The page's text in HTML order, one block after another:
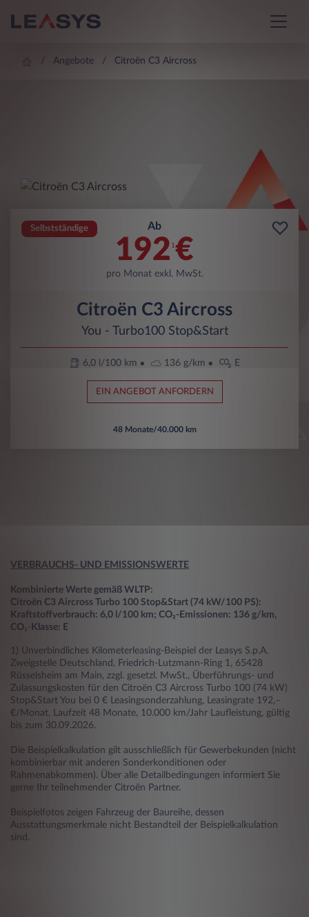
Angebote Citroën C3 Aircross
Selbstständige Ab
192 1€
pro Monat exkl. MwSt.
Citroën C3 Aircross
You - Turbo100 Stop&Start
6,0 l/100 km 136 g/km E
EIN ANGEBOT ANFORDERN
48 Monate/40.000 km
VERBRAUCHS- UND EMISSIONSWERTE
Kombinierte Werte gemäß WLTP:
Citroën C3 Aircross Turbo 100 Stop&Start (74 kW/100 PS):
Kraftstoffverbrauch: 6,0 l/100 km; CO₂-Emissionen: 136 g/km,
CO₂- Klasse: E
1) Unverbindliches Kilometerleasing-Beispiel der Leasys S.p.A.
Zweigstelle Deutschland, Friedrich-Lutzmann-Ring 1, 65428
Rüsselsheim am Main, zzgl. gesetzl. MwSt., Überführungs- und
Zulassungskosten für den Citroën C3 Aircross Turbo 100 (74 kW)
Stop&Start You bei 0 € Leasingsonderzahlung, Leasingrate 192,–
€/Monat, Laufzeit 48 Monate, 10.000 km/Jahr Laufleistung, gültig
bis zum 30.09.2026.
Die Beispielkalkulation gilt ausschließlich für Gewerbekunden (nicht
kombinierbar mit anderen Sonderkonditionen oder
Rahmenabkommen). Über alle Detailbedingungen informiert Sie
gerne Ihr teilnehmender Citroën Partner.
Beispielfotos zeigen Fahrzeug der Baureihe, dessen
Ausstattungsmerkmale nicht Bestandteil der Beispielkalkulation
sind.